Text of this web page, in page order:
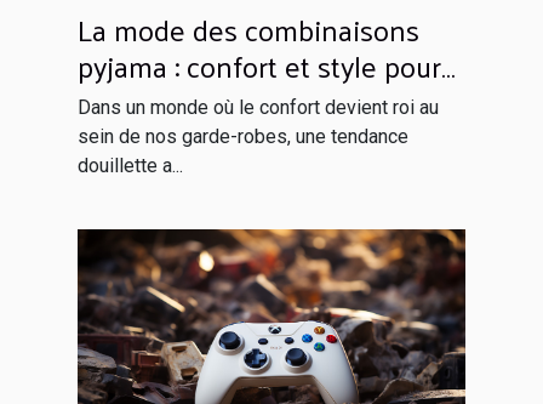
La mode des combinaisons
pyjama : confort et style pour
rester à la maison
Dans un monde où le confort devient roi au
sein de nos garde-robes, une tendance
douillette a...